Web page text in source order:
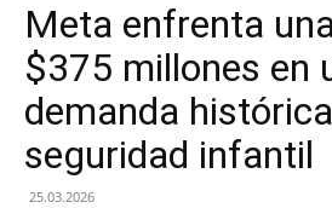
Meta enfrenta
$375 millones en
demanda
seguridad infantil
25.03.2026